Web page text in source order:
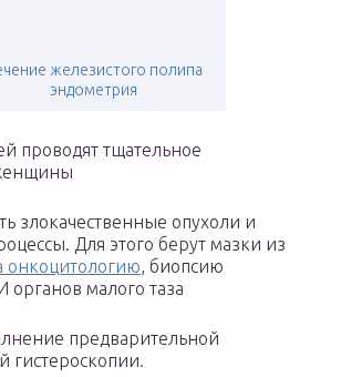
железистого полипа
эндометрия
проводят тщательное
злокачественные опухоли и
Для этого берут мазки из
онкоцитологию, биопсию
органов малого таза
предварительной
гистероскопии.